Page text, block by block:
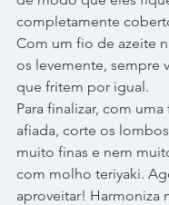
completamente
Com um fio de azeite
os levemente, sempre
que fritem por igual.
Para finalizar, com uma
afiada, corte os
muito finas e nem
com molho teriyaki.
aproveitar! Harmoniza